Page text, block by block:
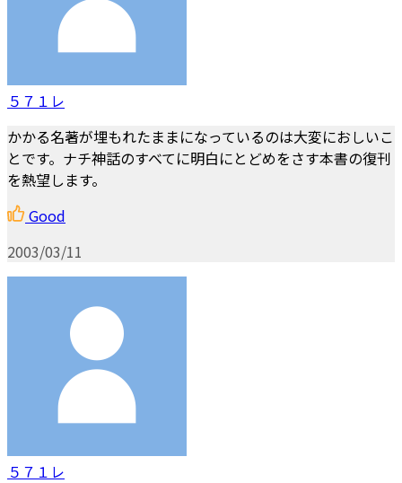
５７１レ
かかる名著が埋もれたままになっているのは大変におしいこ
とです。ナチ神話のすべてに明白にとどめをさす本書の復刊
を熱望します。
Good
2003/03/11
５７１レ